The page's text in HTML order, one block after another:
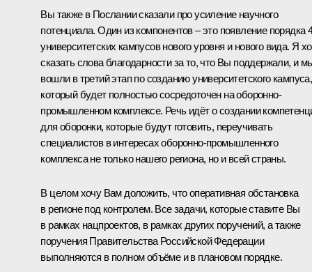
Вы также в Послании сказали про усиление научного
потенциала. Один из компонентов – это появление порядка
университетских кампусов нового уровня и нового вида. Я
сказать слова благодарности за то, что Вы поддержали, и
вошли в третий этап по созданию университетского кампуса,
который будет полностью сосредоточен на оборонно-
промышленном комплексе. Речь идёт о создании
для оборонки, которые будут готовить, переучивать
специалистов в интересах оборонно-промышленного
комплекса не только нашего региона, но и всей страны.
В целом хочу Вам доложить, что оперативная обстановка
в регионе под контролем. Все задачи, которые ставите Вы
в рамках нацпроектов, в рамках других поручений, а также
поручения Правительства Российской Федерации
выполняются в полном объёме и в плановом порядке.